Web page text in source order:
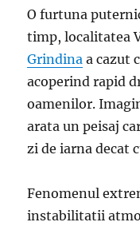
O furtuna
timp, localitatea
Grindina a cazut
acoperind rapid
oamenilor.
arata un peisaj
zi de iarna decat
Fenomenul
instabilitatii